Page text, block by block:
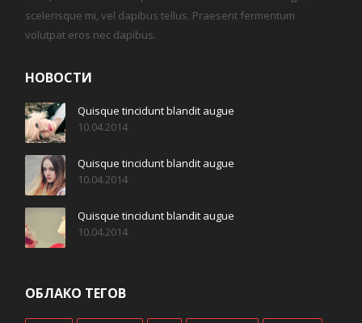
scelerisque mi, vel dapibus tellus. Praesent fermentum
volutpat eros nec dapibus.
НОВОСТИ
Quisque tincidunt blandit augue
10.04.2014
Quisque tincidunt blandit augue
10.04.2014
Quisque tincidunt blandit augue
10.04.2014
ОБЛАКО ТЕГОВ